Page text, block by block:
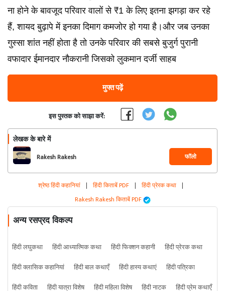
ना होने के बावजूद परिवार वालों से ₹1 के लिए इतना झगड़ा कर रहे
हैं, शायद बुढ़ापे में इनका दिमाग कमजोर हो गया है।और जब उनका
गुस्सा शांत नहीं होता है तो उनके परिवार की सबसे बुजुर्ग पुरानी
वफादार ईमानदार नौकरानी जिसको लुकमान दर्जी साहब
मुफ्त पढ़ें
इस पुस्तक को साझा करें:
लेखक के बारे में
Rakesh Rakesh फॉलो
श्रेष्ठ हिंदी कहानियां | हिंदी किताबें PDF | हिंदी प्रेरक कथा |
Rakesh Rakesh किताबें PDF
अन्य रसप्रद विकल्प
हिंदी लघुकथा हिंदी आध्यात्मिक कथा हिंदी फिक्शन कहानी
हिंदी प्रेरक कथा
हिंदी क्लासिक कहानियां
हिंदी बाल कथाएँ हिंदी हास्य कथाएं
हिंदी पत्रिका
हिंदी कविता
हिंदी यात्रा विशेष हिंदी महिला विशेष हिंदी नाटक हिंदी प्रेम कथाएँ